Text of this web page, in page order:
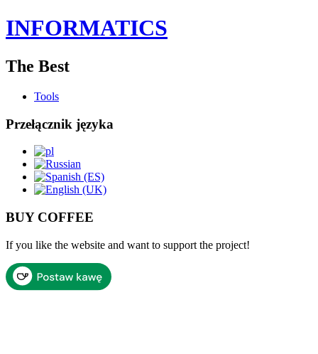
INFORMATICS
The Best
Tools
Przełącznik języka
BUY COFFEE
If you like the website and want to support the project!